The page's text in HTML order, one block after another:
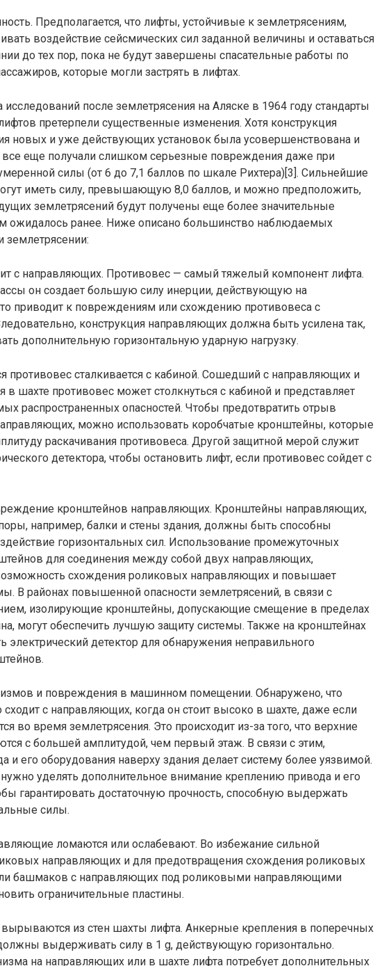
Предполагается, что лифты, устойчивые к землетрясениям,
воздействие сейсмических сил заданной величины и оставаться
до тех пор, пока не будут завершены спасательные работы по
которые могли застрять в лифтах.
исследований после землетрясения на Аляске в 1964 году стандарты
претерпели существенные изменения. Хотя конструкция
новых и уже действующих установок была усовершенствована и
еще получали слишком серьезные повреждения даже при
силы (от 6 до 7,1 баллов по шкале Рихтера)[3]. Сильнейшие
иметь силу, превышающую 8,0 баллов, и можно предположить,
землетрясений будут получены еще более значительные
ожидалось ранее. Ниже описано большинство наблюдаемых
с направляющих. Противовес — самый тяжелый компонент лифта.
он создает большую силу инерции, действующую на
приводит к повреждениям или схождению противовеса с
конструкция направляющих должна быть усилена так,
дополнительную горизонтальную ударную нагрузку.
противовес сталкивается с кабиной. Сошедший с направляющих и
в шахте противовес может столкнуться с кабиной и представляет
распространенных опасностей. Чтобы предотвратить отрыв
можно использовать коробчатые кронштейны, которые
раскачивания противовеса. Другой защитной мерой служит
детектора, чтобы остановить лифт, если противовес сойдет с
кронштейнов направляющих. Кронштейны направляющих,
например, балки и стены здания, должны быть способны
горизонтальных сил. Использование промежуточных
для соединения между собой двух направляющих,
схождения роликовых направляющих и повышает
В районах повышенной опасности землетрясений, в связи с
изолирующие кронштейны, допускающие смещение в пределах
могут обеспечить лучшую защиту системы. Также на кронштейнах
электрический детектор для обнаружения неправильного
и повреждения в машинном помещении. Обнаружено, что
сходит с направляющих, когда он стоит высоко в шахте, даже если
во время землетрясения. Это происходит из-за того, что верхние
с большей амплитудой, чем первый этаж. В связи с этим,
и его оборудования наверху здания делает систему более уязвимой.
нужно уделять дополнительное внимание креплению привода и его
гарантировать достаточную прочность, способную выдержать
силы.
ломаются или ослабевают. Во избежание сильной
направляющих и для предотвращения схождения роликовых
башмаков с направляющих под роликовыми направляющими
ограничительные пластины.
из стен шахты лифта. Анкерные крепления в поперечных
выдерживать силу в 1 g, действующую горизонтально.
на направляющих или в шахте лифта потребует дополнительных